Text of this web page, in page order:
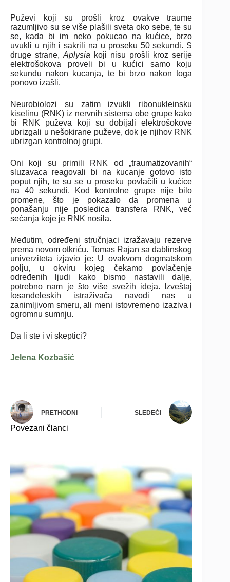
Puževi koji su prošli kroz ovakve traume
razumljivo su se više plašili sveta oko sebe, te su
se, kada bi im neko pokucao na kućice, brzo
uvukli u njih i sakrili na u proseku 50 sekundi. S
druge strane,Aplysia koji nisu prošli kroz serije
elektrošokova proveli bi u kućici samo koju
sekundu nakon kucanja, te bi brzo nakon toga
ponovo izašli.
Neurobiolozi su zatim izvukli ribonukleinsku
kiselinu (RNK) iz nervnih sistema obe grupe kako
bi RNK puževa koji su dobijali elektrošokove
ubrizgali u nešokirane puževe, dok je njihov RNK
ubrizgan kontrolnoj grupi.
Oni koji su primili RNK od „traumatizovanih“
sluzavaca reagovali bi na kucanje gotovo isto
poput njih, te su se u proseku povlačili u kućice
na 40 sekundi. Kod kontrolne grupe nije bilo
promene, što je pokazalo da promena u
ponašanju nije posledica transfera RNK, već
sećanja koje je RNK nosila.
Međutim, određeni stručnjaci izražavaju rezerve
prema novom otkriću. Tomas Rajan sa dablinskog
univerziteta izjavio je: U ovakvom dogmatskom
polju, u okviru kojeg čekamo povlačenje
određenih ljudi kako bismo nastavili dalje,
potrebno nam je što više svežih ideja. Izveštaj
losanđeleskih istraživača navodi nas u
zanimljivom smeru, ali meni istovremeno izaziva i
ogromnu sumnju.
Da li ste i vi skeptici?
Jelena Kozbašić
PRETHODNI SLEDEĆI
Povezani članci